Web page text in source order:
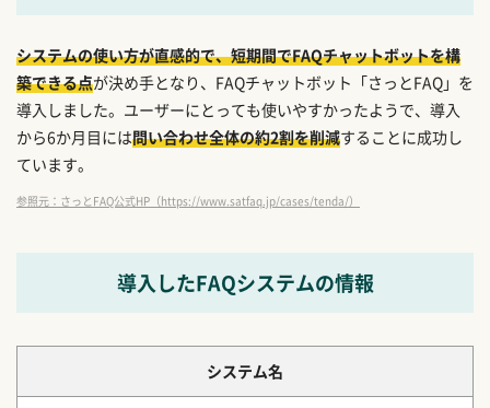
システムの使い方が直感的で、短期間でFAQチャットボットを構
築できる点が決め手となり、FAQチャットボット「さっとFAQ」を
導入しました。ユーザーにとっても使いやすかったようで、導入
から6か月目には問い合わせ全体の約2割を削減することに成功し
ています。
参照元：さっとFAQ公式HP（https://www.satfaq.jp/cases/tenda/）
導入したFAQシステムの情報
システム名